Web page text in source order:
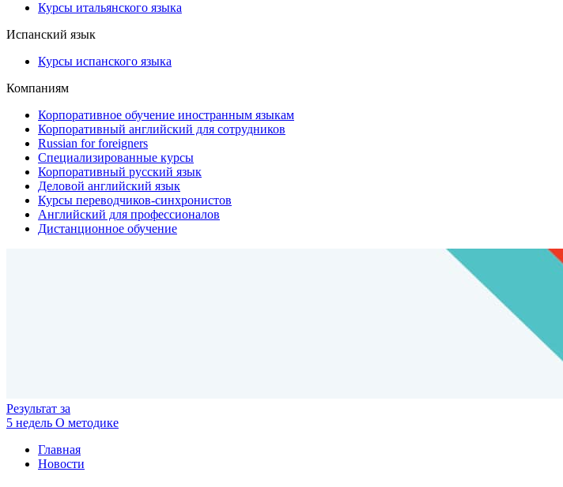
Курсы итальянского языка
Испанский язык
Курсы испанского языка
Компаниям
Корпоративное обучение иностранным языкам
Корпоративный английский для сотрудников
Russian for foreigners
Специализированные курсы
Корпоративный русский язык
Деловой английский язык
Курсы переводчиков-синхронистов
Английский для профессионалов
Дистанционное обучение
Результат за
5 недель О методике
Главная
Новости